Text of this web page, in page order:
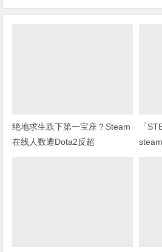
绝地求生跌下第一宝座？Steam
在线人数遭Dota2反超
「